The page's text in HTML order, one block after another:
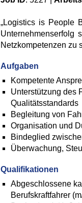
„Logistics is People
Unternehmenserfolg
Netzkompetenzen zu
Aufgaben
Kompetente
Unterstützung des
Qualitätsstandards
Begleitung von
Organisation und
Bindeglied
Überwachung,
Qualifikationen
Abgeschlossene
Berufskraftfahrer